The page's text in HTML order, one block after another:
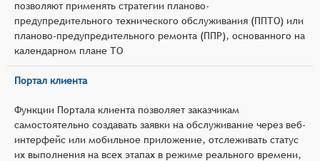
позволяют применять стратегии планово-
предупредительного технического обслуживания (ППТО) или
планово-предупредительного ремонта (ППР), основанного на
календарном плане ТО
Портал клиента
Функции Портала клиента позволяет заказчикам
самостоятельно создавать заявки на обслуживание через веб-
интерфейс или мобильное приложение, отслеживать статус
их выполнения на всех этапах в режиме реального времени,